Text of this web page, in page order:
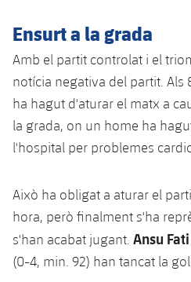
Agenda
Calendari
Classificació
Jugadors
Calendari
Classificació
Notícies
Hockey Herba Masculí
Hockey Herba Femení
Patinatge artístic
Actualitat
Plantilla
Escola de Patinatge
Rugby
plusicon
més
Jugadors
Calendari
Notícies
Voleibol masculí
Apunta't a les amateurs
plusicon
més
Apunta't a les amateurs
PLUSICON
MÉS
Ensurt a la grada
Amb el partit controlat i el
notícia negativa del partit. Als
ha hagut d'aturar el matx a
la grada, on un home ha
l'hospital per problemes
Això ha obligat a aturar el
hora, però finalment s'ha
s'han acabat jugant. Ansu Fati
(0-4, min. 92) han tancat la